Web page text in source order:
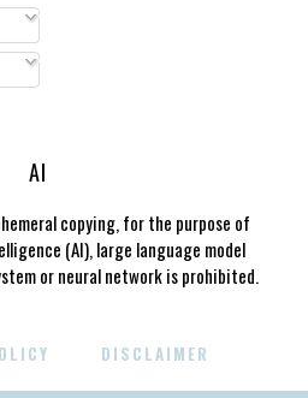
AI
copying, for the purpose of
(AI), large language model
or neural network is prohibited.
DISCLAIMER